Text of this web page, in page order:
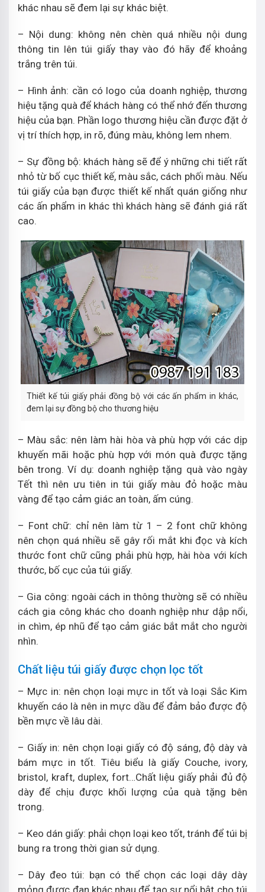
khác nhau sẽ đem lại sự khác biệt.
– Nội dung: không nên chèn quá nhiều nội dung
thông tin lên túi giấy thay vào đó hãy để khoảng
trắng trên túi.
– Hình ảnh: cần có logo của doanh nghiệp, thương
hiệu tặng quà để khách hàng có thể nhớ đến thương
hiệu của bạn. Phần logo thương hiệu cần được đặt ở
vị trí thích hợp, in rõ, đúng màu, không lem nhem.
– Sự đồng bộ: khách hàng sẽ để ý những chi tiết rất
nhỏ từ bố cục thiết kế, màu sắc, cách phối màu. Nếu
túi giấy của bạn được thiết kế nhất quán giống như
các ấn phẩm in khác thì khách hàng sẽ đánh giá rất
cao.
Thiết kế túi giấy phải đồng bộ với các ấn phẩm in khác,
đem lại sự đồng bộ cho thương hiệu
– Màu sắc: nên làm hài hòa và phù hợp với các dịp
khuyến mãi hoặc phù hợp với món quà được tặng
bên trong. Ví dụ: doanh nghiệp tặng quà vào ngày
Tết thì nên ưu tiên in túi giấy màu đỏ hoặc màu
vàng để tạo cảm giác an toàn, ấm cúng.
– Font chữ: chỉ nên làm từ 1 – 2 font chữ không
nên chọn quá nhiều sẽ gây rối mắt khi đọc và kích
thước font chữ cũng phải phù hợp, hài hòa với kích
thước, bố cục của túi giấy.
– Gia công: ngoài cách in thông thường sẽ có nhiều
cách gia công khác cho doanh nghiệp như dập nổi,
in chìm, ép nhũ để tạo cảm giác bắt mắt cho người
nhìn.
Chất liệu túi giấy được chọn lọc tốt
– Mực in: nên chọn loại mực in tốt và loại Sắc Kim
khuyến cáo là nên in mực dầu để đảm bảo được độ
bền mực về lâu dài.
– Giấy in: nên chọn loại giấy có độ sáng, độ dày và
bám mực in tốt. Tiêu biểu là giấy Couche, ivory,
bristol, kraft, duplex, fort…Chất liệu giấy phải đủ độ
dày để chịu được khối lượng của quà tặng bên
trong.
– Keo dán giấy: phải chọn loại keo tốt, tránh để túi bị
bung ra trong thời gian sử dụng.
– Dây đeo túi: bạn có thể chọn các loại dây dày
mỏng được đan khác nhau để tạo sự nổi bật cho túi